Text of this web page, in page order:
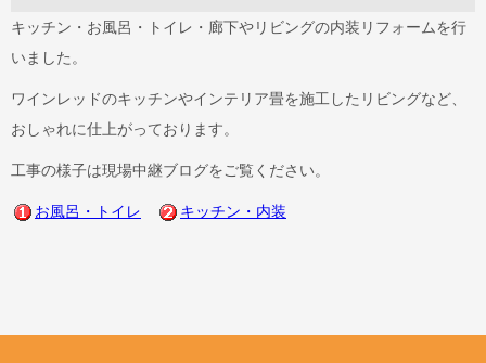
キッチン・お風呂・トイレ・廊下やリビングの内装リフォームを行
いました。
ワインレッドのキッチンやインテリア畳を施工したリビングなど、
おしゃれに仕上がっております。
工事の様子は現場中継ブログをご覧ください。
お風呂・トイレ キッチン・内装